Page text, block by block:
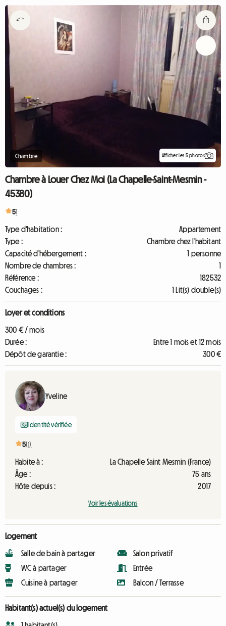
Chambre Afficher les 5 photos
Chambre à Louer Chez Moi (La Chapelle-Saint-Mesmin -
45380)
51
Type d'habitation :
Appartement
Type :
Chambre chez l'habitant
Capacité d'hébergement :
1 personne
Nombre de chambres :
1
Référence :
182532
Couchages :
1 Lit(s) double(s)
Loyer et conditions
300 € / mois
Durée :
Entre 1 mois et 12 mois
Dépôt de garantie :
300 €
Yveline
Identité vérifiée
5(1)
Habite à :
La Chapelle Saint Mesmin (France)
Âge :
75 ans
Hôte depuis :
2017
Voir les évaluations
Logement
Salle de bain à partager
WC à partager
Cuisine à partager
Salon privatif
Entrée
Balcon / Terrasse
Habitant(s) actuel(s) du logement